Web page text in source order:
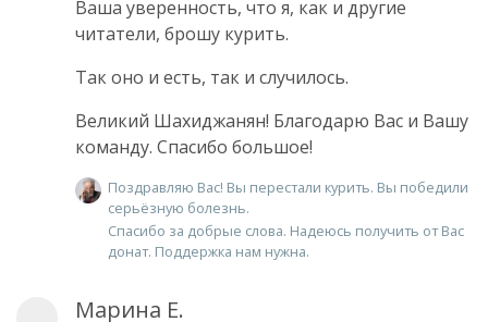
Ваша уверенность, что я, как и другие
читатели, брошу курить.
Так оно и есть, так и случилось.
Великий Шахиджанян! Благодарю Вас и Вашу
команду. Спасибо большое!
Поздравляю Вас! Вы перестали курить. Вы победили
серьёзную болезнь.
Спасибо за добрые слова. Надеюсь получить от Вас
донат. Поддержка нам нужна.
Марина Е.